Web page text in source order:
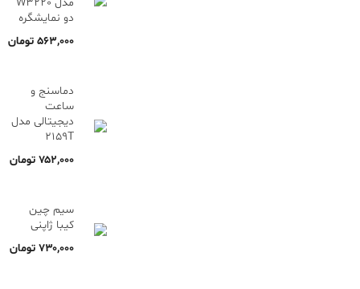
دو نمایشگره
۵۶۳,۰۰۰ تومان
دماسنج و
ساعت
دیجیتالی مدل
2159T
۷۵۲,۰۰۰ تومان
سیم چین
کیبا ژاپنی
۷۳۰,۰۰۰ تومان